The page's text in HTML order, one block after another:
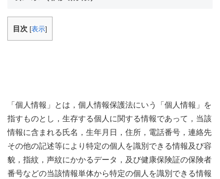
目次 [表示]
「個人情報」とは，個人情報保護法にいう「個人情報」を
指すものとし，生存する個人に関する情報であって，当該
情報に含まれる氏名，生年月日，住所，電話番号，連絡先
その他の記述等により特定の個人を識別できる情報及び容
貌，指紋，声紋にかかるデータ，及び健康保険証の保険者
番号などの当該情報単体から特定の個人を識別できる情報